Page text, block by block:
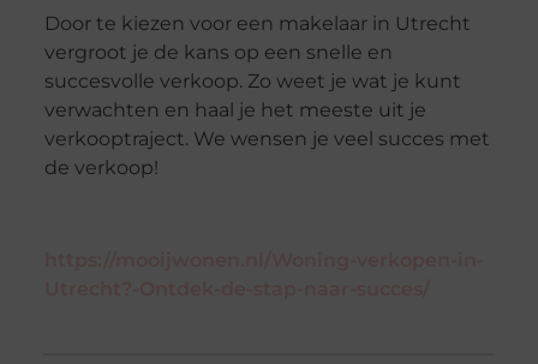
Door te kiezen voor een makelaar in Utrecht
vergroot je de kans op een snelle en
succesvolle verkoop. Zo weet je wat je kunt
verwachten en haal je het meeste uit je
verkooptraject. We wensen je veel succes met
de verkoop!